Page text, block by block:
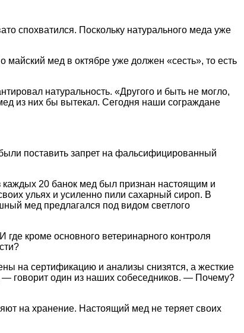
спохватился. Поскольку натурального меда уже
мед в октябре уже должен «сесть», то есть
натуральность. «Другого и быть не могло,
из них бы вытекал. Сегодня наши сограждане
поставить запрет на фальсифицированный
каждых 20 банок мед был признан настоящим и
ульях и усиленно пили сахарный сироп. В
мед предлагался под видом светлого
кроме основного ветеринарного контроля
на сертификацию и анализы снизятся, а жесткие
— говорит один из наших собеседников. — Почему?
на хранение. Настоящий мед не теряет своих